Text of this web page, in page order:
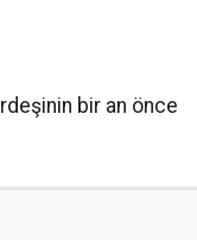
bir an önce